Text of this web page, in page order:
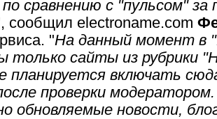
по сравнению с "пульсом"
сообщил electroname.com
"На данный момент в
только сайты из рубрики
планируется включать
проверки модератором.
обновляемые новости,